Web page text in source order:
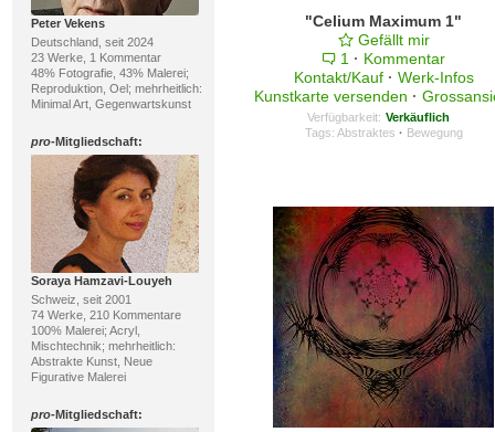
Peter Vekens
Deutschland, seit 2024
23 Werke, 1 Kommentar
48% Fotografie, 43% Malerei;
Reproduktion, Oel; mehrheitlich:
Minimal Art, Gegenwartskunst
pro-Mitgliedschaft:
Soraya Hamzavi-Louyeh
Schweiz, seit 2001
74 Werke, 210 Kommentare
100% Malerei; Acryl,
Mischtechnik; mehrheitlich:
Abstrakte Kunst, Neue
Figurative Malerei
pro-Mitgliedschaft:
"Celium Maximum 1"
Gefällt mir
1 · Kommentar
Kontakt/Kauf · Werk-Infos
Kunstkarte versenden ·
Verfügbarkeit: Verkäuflich
Tags: Abstraktes · Bewegung